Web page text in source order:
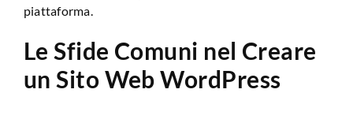
piattaforma.
Le Sfide Comuni nel Creare
un Sito Web WordPress